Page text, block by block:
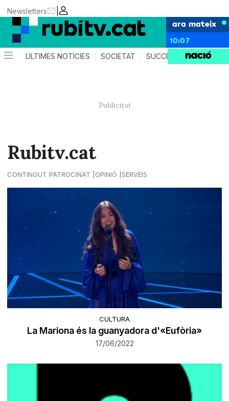
|
Newsletters
ara mateix
10:07
ÚLTIMES NOTÍCIES SOCIETAT SUCCESSOS
Rubitv.cat
CONTINGUT PATROCINAT OPINIÓ SERVEIS
CULTURA
La Mariona és la guanyadora d'«Eufòria»
17/06/2022